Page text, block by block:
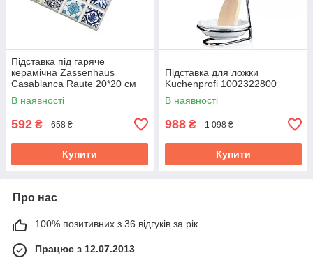
Підставка під гаряче
керамічна Zassenhaus
Casablanca Raute 20*20 см
057713
В наявності
592 ₴ 658 ₴
Купити
Підставка для ложки
Kuchenprofi 1002322800
В наявності
988 ₴ 1 098 ₴
Купити
Про нас
100% позитивних з 36 відгуків за рік
Працює з 12.07.2013